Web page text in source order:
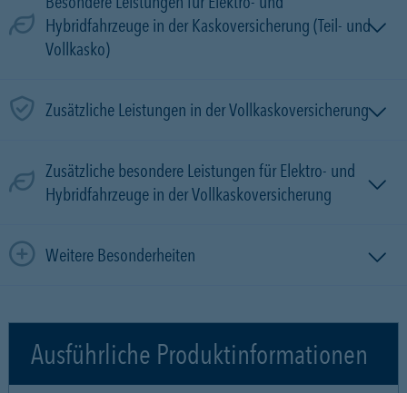
Hybridfahrzeuge in der Kaskoversicherung (Teil- und
Vollkasko)
Zusätzliche Leistungen in der Vollkaskoversicherung
Zusätzliche besondere Leistungen für Elektro- und
Hybridfahrzeuge in der Vollkaskoversicherung
Weitere Besonderheiten
Ausführliche Produktinformationen